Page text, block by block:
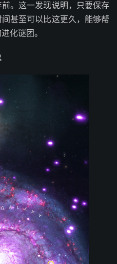
。这一发现说明，只要保存
甚至可以比这更久，能够帮
化谜团。